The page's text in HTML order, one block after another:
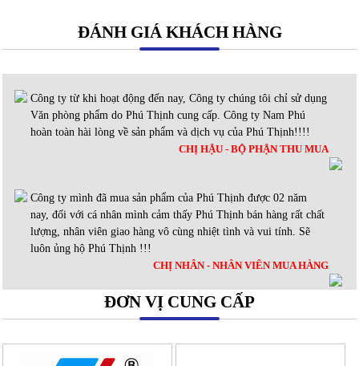
ĐÁNH GIÁ KHÁCH HÀNG
Công ty từ khi hoạt động đến nay, Công ty chúng tôi chỉ sử dụng
Văn phòng phẩm do Phú Thịnh cung cấp. Công ty Nam Phú
hoàn toàn hài lòng về sản phẩm và dịch vụ của Phú Thịnh!!!!
CHỊ HẬU - BỘ PHẬN THU MUA
Công ty mình đã mua sản phẩm của Phú Thịnh được 02 năm
nay, đối với cá nhân mình cảm thấy Phú Thịnh bán hàng rất chất
lượng, nhân viên giao hàng vô cùng nhiệt tình và vui tính. Sẽ
luôn ủng hộ Phú Thịnh !!!
CHỊ NHÂN - NHÂN VIÊN MUA HÀNG
ĐƠN VỊ CUNG CẤP